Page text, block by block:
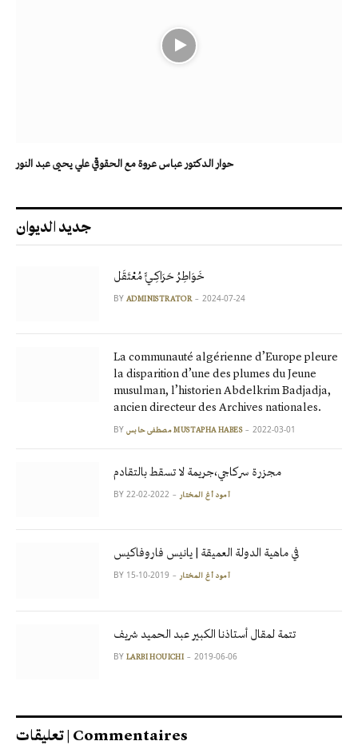
حوار الدكتور عباس عروة مع الحقوقي علي يحيى عبد النور
جديد الديوان
خَوَاطِرُ حَرَاكِـيٍّ مُعْتَقَل
BY ADMINISTRATOR 2024-07-24
La communauté algérienne d’Europe pleure
la disparition d’une des plumes du Jeune
musulman, l’historien Abdelkrim Badjadja,
ancien directeur des Archives nationales.
BY مصطفى حابس MUSTAPHA HABES 2022-03-01
مجزرة سركاجي،جريمة لا تسقط بالتقادم
BY آمود أغ المختار 2022-02-22
في ماهية الدولة العميقة | يانيس فاروفاكيس
BY آمود أغ المختار 2019-10-15
تتمة لمقال أستاذنا الكبير عبد الحميد شريف
BY LARBI HOUICHI 2019-06-06
تعليقات | Commentaires